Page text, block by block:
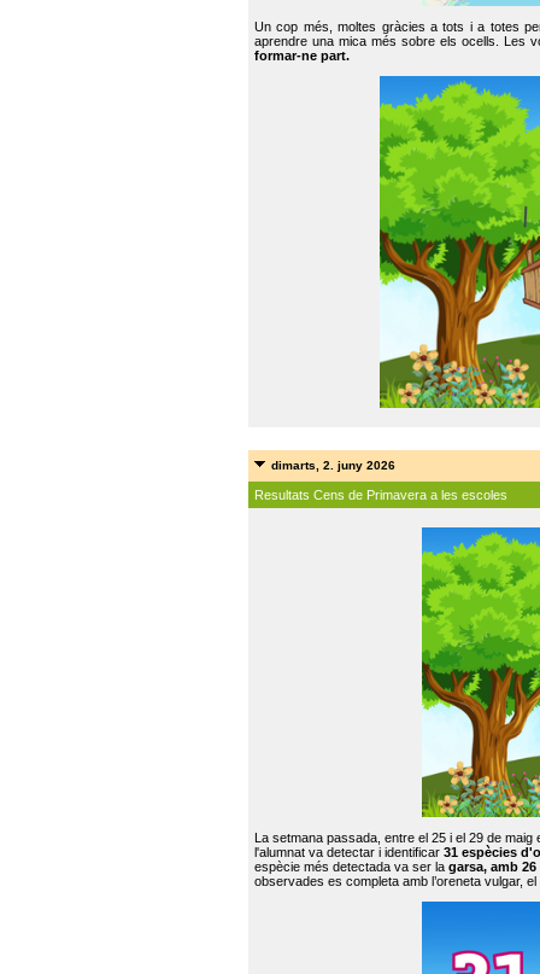
Un cop més, moltes gràcies a tots i a totes
aprendre una mica més sobre els ocells. Les
formar-ne part.
dimarts, 2. juny 2026
Resultats Cens de Primavera a les escoles
La setmana passada, entre el 25 i el 29 de
l'alumnat va detectar i identificar 31 espècies
espècie més detectada va ser la garsa, amb
observades es completa amb l’oreneta vulgar,